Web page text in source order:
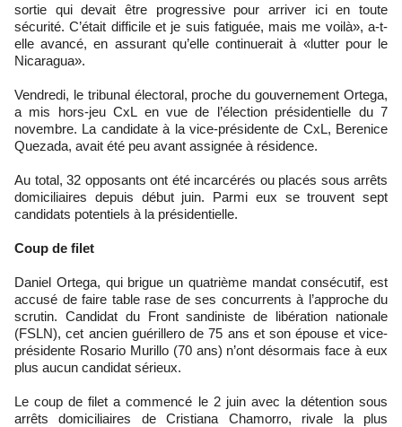
sortie qui devait être progressive pour arriver ici en toute
sécurité. C’était difficile et je suis fatiguée, mais me voilà», a-t-
elle avancé, en assurant qu’elle continuerait à «lutter pour le
Nicaragua».
Vendredi, le tribunal électoral, proche du gouvernement Ortega,
a mis hors-jeu CxL en vue de l’élection présidentielle du 7
novembre. La candidate à la vice-présidente de CxL, Berenice
Quezada, avait été peu avant assignée à résidence.
Au total, 32 opposants ont été incarcérés ou placés sous arrêts
domiciliaires depuis début juin. Parmi eux se trouvent sept
candidats potentiels à la présidentielle.
Coup de filet
Daniel Ortega, qui brigue un quatrième mandat consécutif, est
accusé de faire table rase de ses concurrents à l’approche du
scrutin. Candidat du Front sandiniste de libération nationale
(FSLN), cet ancien guérillero de 75 ans et son épouse et vice-
présidente Rosario Murillo (70 ans) n’ont désormais face à eux
plus aucun candidat sérieux.
Le coup de filet a commencé le 2 juin avec la détention sous
arrêts domiciliaires de Cristiana Chamorro, rivale la plus